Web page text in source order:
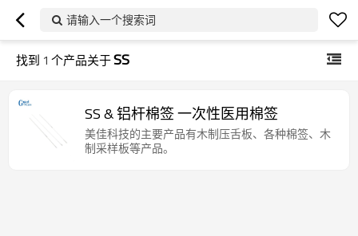
请输入一个搜索词
找到 1 个产品关于SS
SS & 铝杆棉签 一次性医用棉签
美佳科技的主要产品有木制压舌板、各种棉签、木
制采样板等产品。